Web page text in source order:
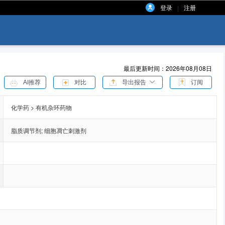
登录 | 注册
最后更新时间：2026年08月08日
AI推荐 对比 导出报告 订阅
化学药 > 有机杂环药物
脂质调节剂;细胞凋亡刺激剂